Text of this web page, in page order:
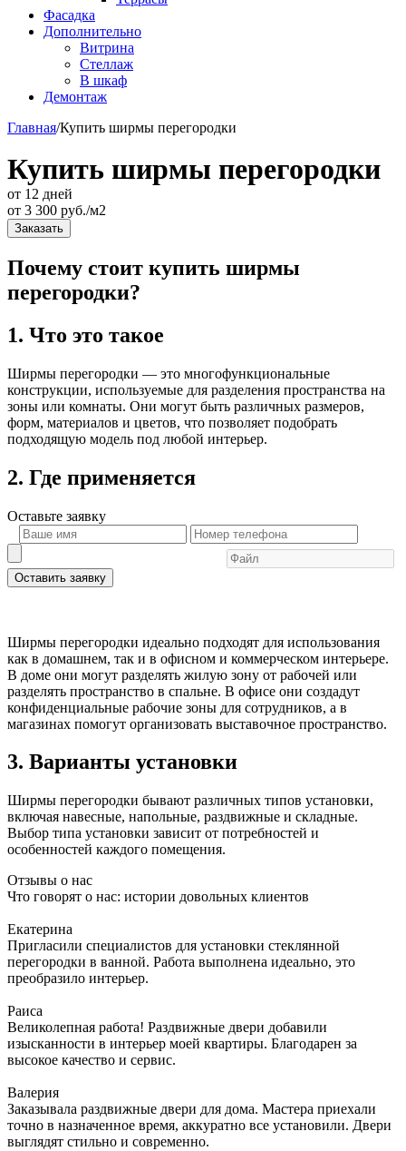
Фасадка
Дополнительно
Витрина
Стеллаж
В шкаф
Демонтаж
Главная/Купить ширмы перегородки
Купить ширмы перегородки
от 12 дней
от 3 300 руб./м2
Заказать
Почему стоит купить ширмы
перегородки?
1. Что это такое
Ширмы перегородки — это многофункциональные
конструкции, используемые для разделения пространства на
зоны или комнаты. Они могут быть различных размеров,
форм, материалов и цветов, что позволяет подобрать
подходящую модель под любой интерьер.
2. Где применяется
Оставьте заявку
Оставить заявку
Ширмы перегородки идеально подходят для использования
как в домашнем, так и в офисном и коммерческом интерьере.
В доме они могут разделять жилую зону от рабочей или
разделять пространство в спальне. В офисе они создадут
конфиденциальные рабочие зоны для сотрудников, а в
магазинах помогут организовать выставочное пространство.
3. Варианты установки
Ширмы перегородки бывают различных типов установки,
включая навесные, напольные, раздвижные и складные.
Выбор типа установки зависит от потребностей и
особенностей каждого помещения.
Отзывы о нас
Что говорят о нас: истории довольных клиентов
Екатерина
Пригласили специалистов для установки стеклянной
перегородки в ванной. Работа выполнена идеально, это
преобразило интерьер.
Раиса
Великолепная работа! Раздвижные двери добавили
изысканности в интерьер моей квартиры. Благодарен за
высокое качество и сервис.
Валерия
Заказывала раздвижные двери для дома. Мастера приехали
точно в назначенное время, аккуратно все установили. Двери
выглядят стильно и современно.